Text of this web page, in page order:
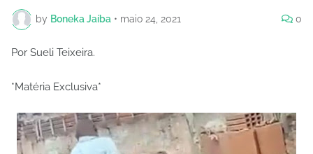
by Boneka Jaíba • maio 24, 2021 0
Por Sueli Teixeira.
*Matéria Exclusiva*